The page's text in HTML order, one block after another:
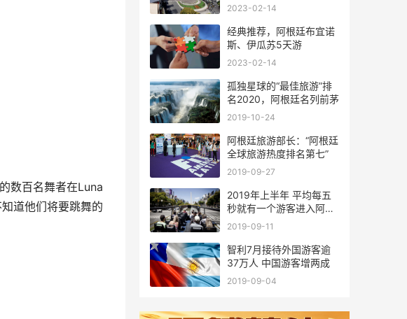
数百名舞者在Luna
道他们将要跳舞的
2023-02-14
经典推荐，阿根廷布宜诺
斯、伊瓜苏5天游
2023-02-14
孤独星球的“最佳旅游”排
名2020，阿根廷名列前茅
2019-10-24
阿根廷旅游部长：“阿根廷
全球旅游热度排名第七”
2019-09-27
2019年上半年 平均每五
秒就有一个游客进入阿根
廷
2019-09-11
智利7月接待外国游客逾
37万人 中国游客增两成
2019-09-04